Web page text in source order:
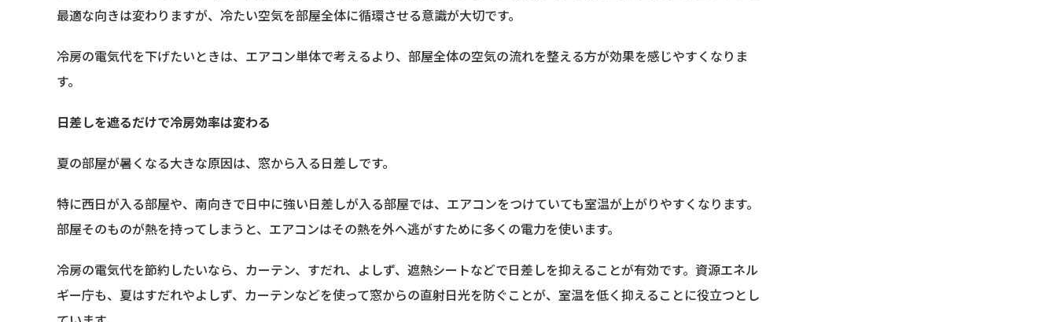
最適な向きは変わりますが、冷たい空気を部屋全体に循環させる意識が大切です。
冷房の電気代を下げたいときは、エアコン単体で考えるより、部屋全体の空気の流れを整える方が効果を感じやすくなりま
す。
日差しを遮るだけで冷房効率は変わる
夏の部屋が暑くなる大きな原因は、窓から入る日差しです。
特に西日が入る部屋や、南向きで日中に強い日差しが入る部屋では、エアコンをつけていても室温が上がりやすくなります。
部屋そのものが熱を持ってしまうと、エアコンはその熱を外へ逃がすために多くの電力を使います。
冷房の電気代を節約したいなら、カーテン、すだれ、よしず、遮熱シートなどで日差しを抑えることが有効です。資源エネル
ギー庁も、夏はすだれやよしず、カーテンなどを使って窓からの直射日光を防ぐことが、室温を低く抑えることに役立つとし